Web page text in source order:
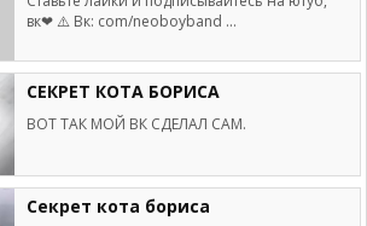
вк❤ ⚠️ Вк: com/neoboyband ...
СЕКРЕТ КОТА БОРИСА
ВОТ ТАК МОЙ ВК СДЕЛАЛ САМ.
Секрет кота бориса